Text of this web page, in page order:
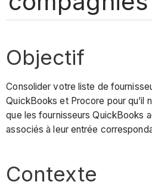
Objectif
Consolider votre liste de
QuickBooks et Procore pour qu’il
que les fournisseurs QuickBooks
associés à leur entrée
Contexte